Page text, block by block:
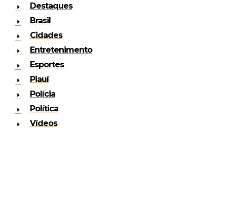
Destaques
Brasil
Cidades
Entretenimento
Esportes
Piauí
Polícia
Política
Vídeos